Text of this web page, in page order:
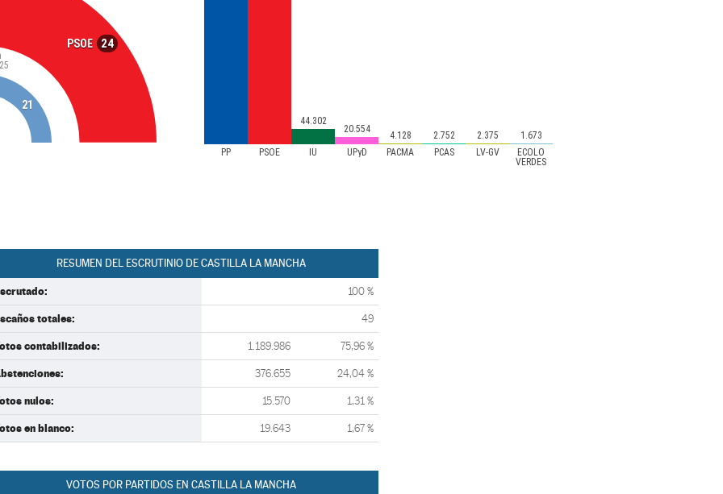
PSOE 24
25
21
PP PSOE IU UPyD PACMA PCAS LV-GV
ECOLO
VERDES
44.302
20.554
4.128 2.752 2.375 1.673
RESUMEN DEL ESCRUTINIO DE CASTILLA LA MANCHA
100 %
totales: 49
contabilizados: 1.189.986 75,96 %
376.655 24,04 %
nulos: 15.570 1,31 %
en blanco: 19.643 1,67 %
VOTOS POR PARTIDOS EN CASTILLA LA MANCHA